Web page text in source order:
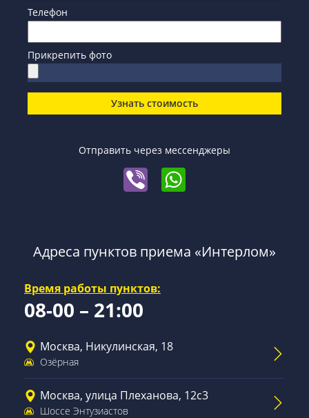
Телефон
Прикрепить фото
Узнать стоимость
Отправить через мессенджеры
Адреса пунктов приема «Интерлом»
Время работы пунктов:
08-00 – 21:00
Москва, Никулинская, 18
Озёрная
Москва, улица Плеханова, 12с3
Шоссе Энтузиастов